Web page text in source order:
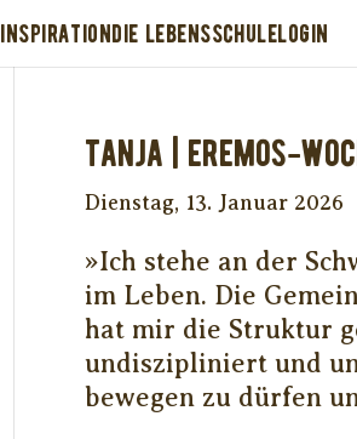
INSPIRATIONDIE LEBENSSCHULELOGIN
Tanja | EREMOS-
Dienstag, 13. Januar 2026
»Ich stehe an der
im Leben. Die
hat mir die Struktur
undiszipliniert und
bewegen zu dürfen